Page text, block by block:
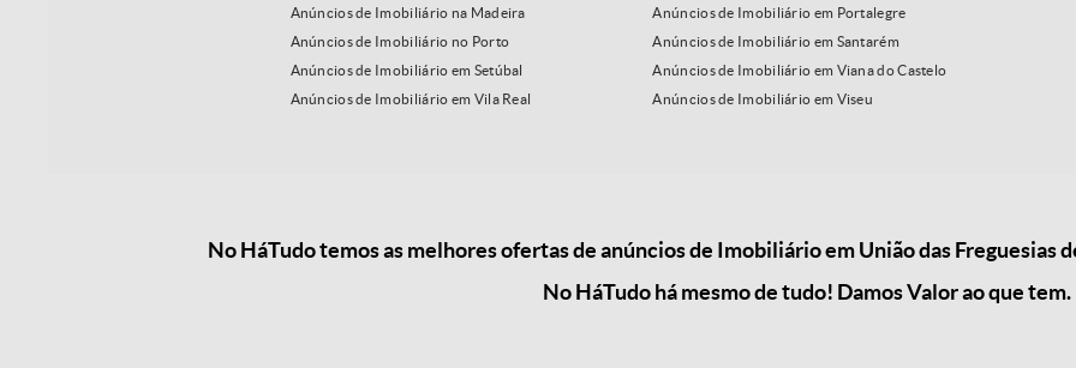
Anúncios de Imobiliário na Madeira
Anúncios de Imobiliário em Portalegre
Anúncios de Imobiliário no Porto
Anúncios de Imobiliário em Santarém
Anúncios de Imobiliário em Setúbal
Anúncios de Imobiliário em Viana do Castelo
Anúncios de Imobiliário em Vila Real
Anúncios de Imobiliário em Viseu
No HáTudo temos as melhores ofertas de anúncios de Imobiliário em União das Freguesias
No HáTudo há mesmo de tudo! Damos Valor ao que tem.